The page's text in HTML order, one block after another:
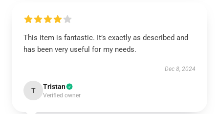
This item is fantastic. It’s exactly as described and
has been very useful for my needs.
Dec 8, 2024
T Tristan
Verified owner